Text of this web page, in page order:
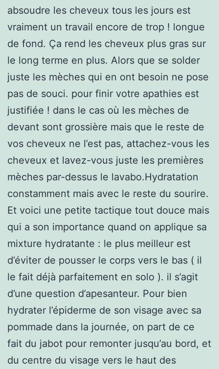
absoudre les cheveux tous les jours est
vraiment un travail encore de trop ! longue
de fond. Ça rend les cheveux plus gras sur
le long terme en plus. Alors que se solder
juste les mèches qui en ont besoin ne pose
pas de souci. pour finir votre apathies est
justifiée ! dans le cas où les mèches de
devant sont grossière mais que le reste de
vos cheveux ne l’est pas, attachez-vous les
cheveux et lavez-vous juste les premières
mèches par-dessus le lavabo.Hydratation
constamment mais avec le reste du sourire.
Et voici une petite tactique tout douce mais
qui a son importance quand on applique sa
mixture hydratante : le plus meilleur est
d’éviter de pousser le corps vers le bas ( il
le fait déjà parfaitement en solo ). il s’agit
d’une question d’apesanteur. Pour bien
hydrater l’épiderme de son visage avec sa
pommade dans la journée, on part de ce
fait du jabot pour remonter jusqu’au bord, et
du centre du visage vers le haut des